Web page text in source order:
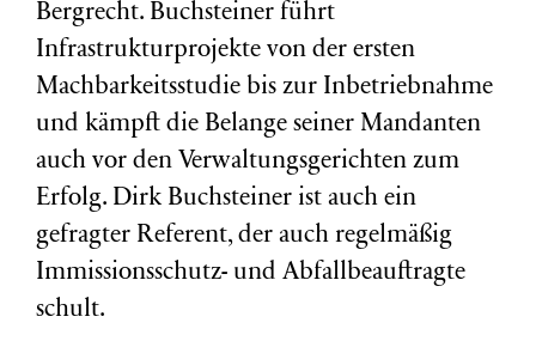
Bergrecht. Buchsteiner führt
Infrastrukturprojekte von der ersten
Machbarkeitsstudie bis zur Inbetriebnahme
und kämpft die Belange seiner Mandanten
auch vor den Verwaltungsgerichten zum
Erfolg. Dirk Buchsteiner ist auch ein
gefragter Referent, der auch regelmäßig
Immissionsschutz- und Abfallbeauftragte
schult.